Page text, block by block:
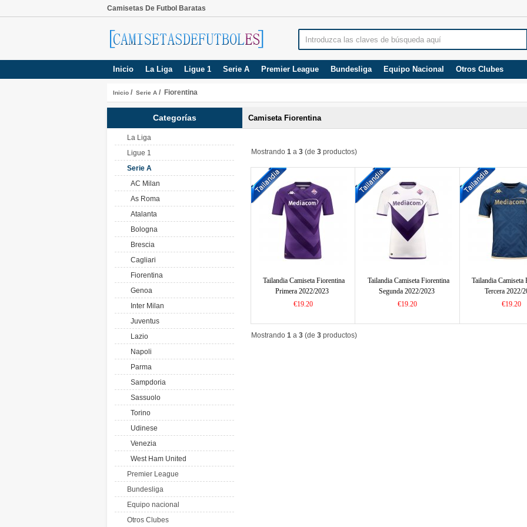
Camisetas De Futbol Baratas
Inicio La Liga Ligue 1 Serie A Premier League Bundesliga Equipo Nacional Otros Clubes
Inicio / Serie A / Fiorentina
Categorías
La Liga
Ligue 1
Serie A
AC Milan
As Roma
Atalanta
Bologna
Brescia
Cagliari
Fiorentina
Genoa
Inter Milan
Juventus
Lazio
Napoli
Parma
Sampdoria
Sassuolo
Torino
Udinese
Venezia
West Ham United
Premier League
Bundesliga
Equipo nacional
Otros Clubes
Camiseta Fiorentina
Mostrando 1 a 3 (de 3 productos)
Tailandia Camiseta Fiorentina
Primera 2022/2023
€19.20
Tailandia Camiseta Fiorentina
Segunda 2022/2023
€19.20
Tailandia Camiseta
Tercera 2022/
€19.20
Mostrando 1 a 3 (de 3 productos)